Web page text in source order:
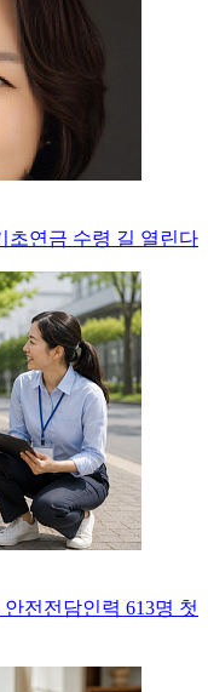
초연금 수령 길 열린다
전전담인력 613명 첫